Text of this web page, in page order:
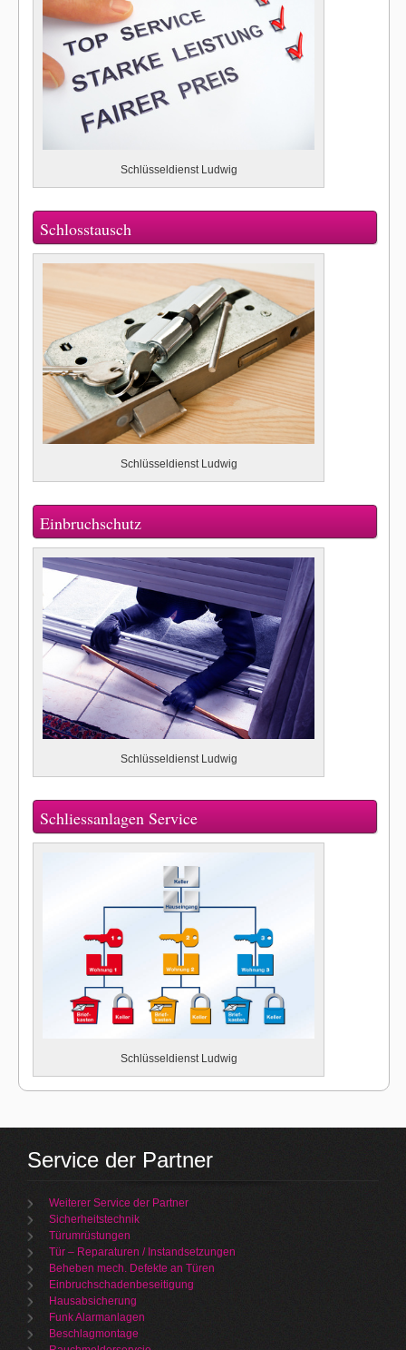
Schlüsseldienst Ludwig
Schlosstausch
Schlüsseldienst Ludwig
Einbruchschutz
Schlüsseldienst Ludwig
Schliessanlagen Service
Schlüsseldienst Ludwig
Service der Partner
Weiterer Service der Partner
Sicherheitstechnik
Türumrüstungen
Tür – Reparaturen / Instandsetzungen
Beheben mech. Defekte an Türen
Einbruchschadenbeseitigung
Hausabsicherung
Funk Alarmanlagen
Beschlagmontage